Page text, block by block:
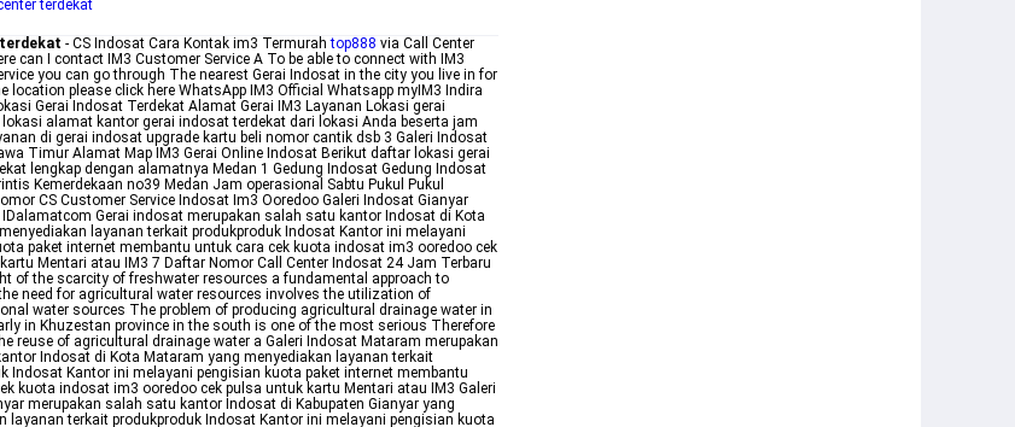
terdekat
- CS Indosat Cara Kontak im3 Termurahtop888 via Call Center
can I contact IM3 Customer Service A To be able to connect with IM3
you can go through The nearest Gerai Indosat in the city you live in for
location please click here WhatsApp IM3 Official Whatsapp myIM3 Indira
Gerai Indosat Terdekat Alamat Gerai IM3 Layanan Lokasi gerai
lokasi alamat kantor gerai indosat terdekat dari lokasi Anda beserta jam
di gerai indosat upgrade kartu beli nomor cantik dsb 3 Galeri Indosat
Timur Alamat Map IM3 Gerai Online Indosat Berikut daftar lokasi gerai
lengkap dengan alamatnya Medan 1 Gedung Indosat Gedung Indosat
Kemerdekaan no39 Medan Jam operasional Sabtu Pukul Pukul
CS Customer Service Indosat Im3 Ooredoo Galeri Indosat Gianyar
IDalamatcom Gerai indosat merupakan salah satu kantor Indosat di Kota
layanan terkait produkproduk Indosat Kantor ini melayani
paket internet membantu untuk cara cek kuota indosat im3 ooredoo cek
Mentari atau IM3 7 Daftar Nomor Call Center Indosat 24 Jam Terbaru
of the scarcity of freshwater resources a fundamental approach to
need for agricultural water resources involves the utilization of
water sources The problem of producing agricultural drainage water in
in Khuzestan province in the south is one of the most serious Therefore
reuse of agricultural drainage water a Galeri Indosat Mataram merupakan
Indosat di Kota Mataram yang menyediakan layanan terkait
Indosat Kantor ini melayani pengisian kuota paket internet membantu
kuota indosat im3 ooredoo cek pulsa untuk kartu Mentari atau IM3 Galeri
merupakan salah satu kantor Indosat di Kabupaten Gianyar yang
layanan terkait produkproduk Indosat Kantor ini melayani pengisian kuota